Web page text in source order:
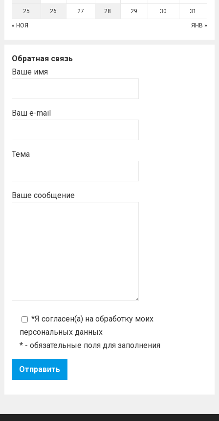
25 26 27 28 29 30 31
« НОЯ ЯНВ »
Обратная связь
Ваше имя
Ваш e-mail
Тема
Ваше сообщение
*Я согласен(а) на обработку моих
персональных данных
* - обязательные поля для заполнения